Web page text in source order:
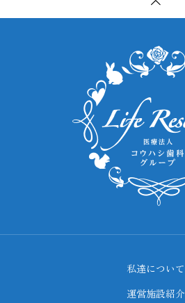
私達について
運営施設紹介